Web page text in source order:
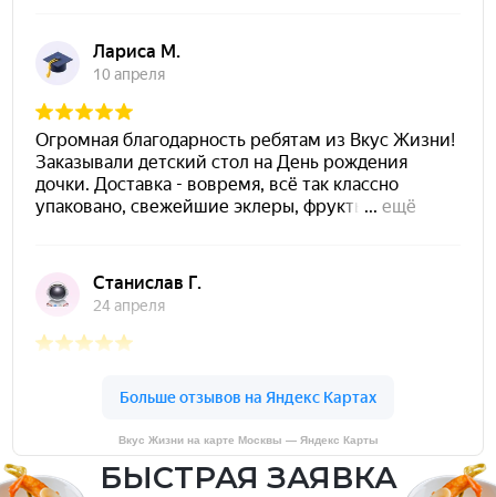
Вкус Жизни на карте Москвы — Яндекс Карты
БЫСТРАЯ ЗАЯВКА